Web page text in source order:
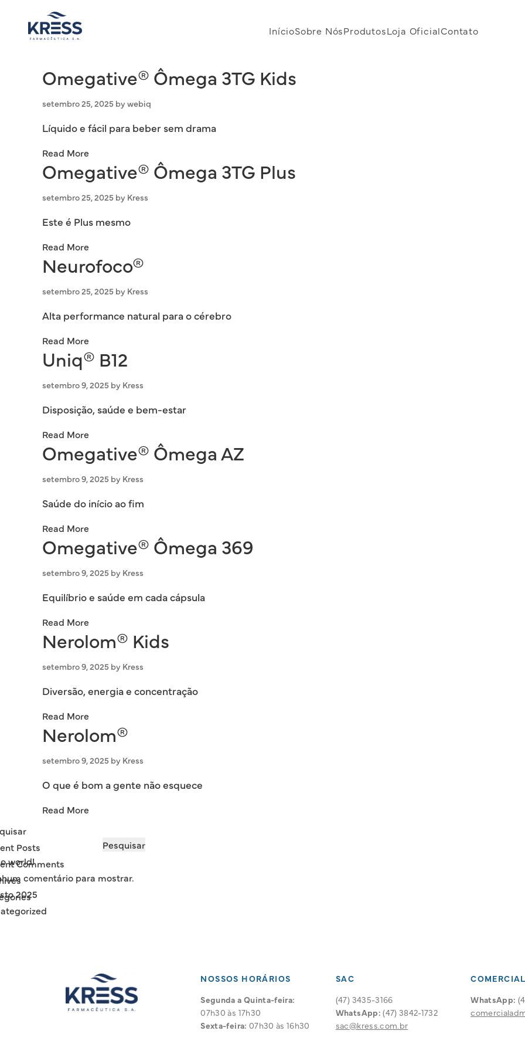
InícioSobre NósProdutosLoja OficialContato
Omegative® Ômega 3TG Kids
setembro 25, 2025 bywebiq
Líquido e fácil para beber sem drama
Read More
Omegative® Ômega 3TG Plus
setembro 25, 2025 by Kress
Este é Plus mesmo
Read More
Neurofoco®
setembro 25, 2025 by Kress
Alta performance natural para o cérebro
Read More
Uniq® B12
setembro 9, 2025 by Kress
Disposição, saúde e bem-estar
Read More
Omegative® Ômega AZ
setembro 9, 2025 by Kress
Saúde do início ao fim
Read More
Omegative® Ômega 369
setembro 9, 2025 by Kress
Equilíbrio e saúde em cada cápsula
Read More
Nerolom® Kids
setembro 9, 2025 by Kress
Diversão, energia e concentração
Read More
Nerolom®
setembro 9, 2025 by Kress
O que é bom a gente não esquece
Read More
Pesquisar
Posts
world!
Comments
comentário para mostrar.
2025
NOSSOS HORÁRIOS
Segunda a Quinta-feira:
07h30 às 17h30
Sexta-feira: 07h30 às 16h30
SAC
(47) 3435-3166
WhatsApp: (47) 3842-1732
sac@kress.com.br
WhatsApp: